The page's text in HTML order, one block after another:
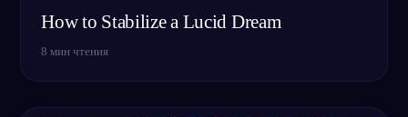
How to Stabilize a Lucid Dream
8 мин чтения